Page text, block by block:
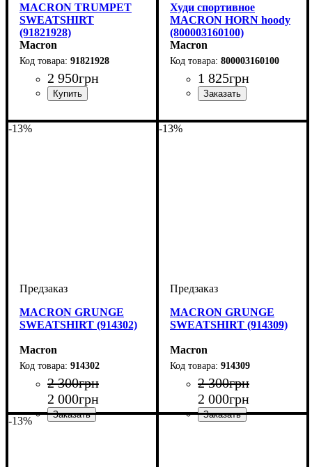
MACRON TRUMPET
SWEATSHIRT
(91821928)
Macron
91821928
2 950грн
Худи спортивное
MACRON HORN hoody
(800003160100)
Macron
800003160100
1 825грн
-13%
MACRON GRUNGE
SWEATSHIRT (914302)
Macron
914302
2 300грн
2 000грн
Производитель
Цвет
-13%
MACRON GRUNGE
SWEATSHIRT (914309)
Macron
914309
2 300грн
2 000грн
-13%